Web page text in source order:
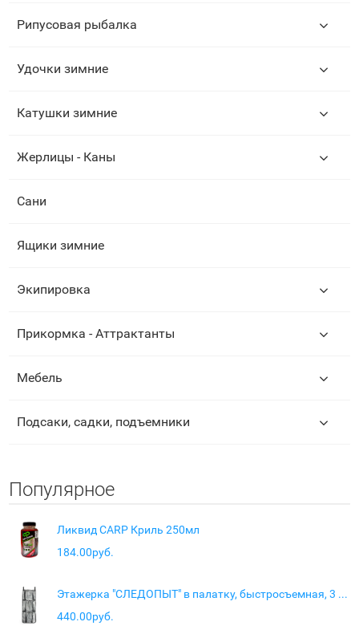
Рипусовая рыбалка
Удочки зимние
Катушки зимние
Жерлицы - Каны
Сани
Ящики зимние
Экипировка
Прикормка - Аттрактанты
Мебель
Подсаки, садки, подъемники
Популярное
Ликвид CARP Криль 250мл
184.00руб.
Этажерка "СЛЕДОПЫТ" в палатку, быстросъемная, 3 кармана
440.00руб.